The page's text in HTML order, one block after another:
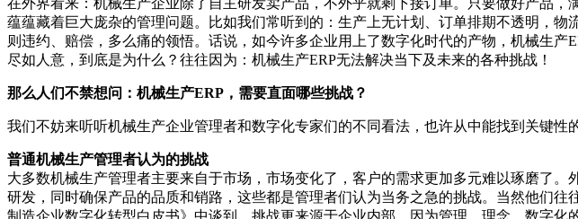
在外界看来：机械生产企业除了自主研发卖产品，不外乎就剩下接订单。只要做好产品
蕴蕴藏着巨大庞杂的管理问题。比如我们常听到的：生产上无计划、订单排期不透明，
则违约、赔偿，多么痛的领悟。话说，如今许多企业用上了数字化时代的产物，机械生
尽如人意，到底是为什么？往往因为：机械生产ERP无法解决当下及未来的各种挑战！
那么人们不禁想问：机械生产ERP，需要直面哪些挑战？
我们不妨来听听机械生产企业管理者和数字化专家们的不同看法，也许从中能找到关键性
普通机械生产管理者认为的挑战
大多数机械生产管理者主要来自于市场，市场变化了，客户的需求更加多元难以琢磨了
研发，同时确保产品的品质和销路，这些都是管理者们认为当务之急的挑战。当然他们